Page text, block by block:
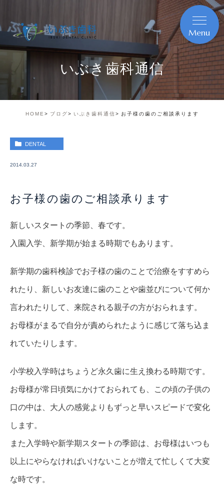
いぶき歯科通信
HOME ブログ いぶき歯科通信 お子様の歯のご相談承ります
DENTAL
2014.03.27
お子様の歯のご相談承ります
新しいスタートの季節、春です。
入園入学、新学期が始まる時期でもあります。
新学期の歯科検診でお子様の歯のことで治療をすすめら
れたり、新しいお友達に歯のことや歯並びについて何か
言われたりして、来院される親子の方がおられます。
お母様がまるで自分が責められたように感じて落ち込ま
れていたりします。
小学校入学時はちょうど永久歯に生え換わる時期です。
お母様が常日頃気にかけておられても、この頃の子供の
口の中は、大人の感覚よりもずっと早いスピードで変化
します。
また入学時や新学期スタートの季節は、お母様はいつも
以上にやらなければいけないことが増えて忙しくて大変
な時です。